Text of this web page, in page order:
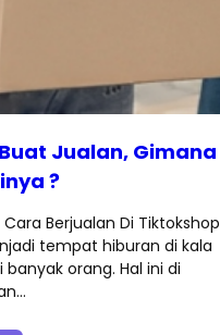
Jualan, Gimana
?
Berjualan Di Tiktokshop
tempat hiburan di kala
orang. Hal ini di